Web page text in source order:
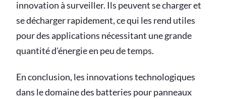
innovation à surveiller. Ils peuvent se charger et
se décharger rapidement, ce qui les rend utiles
pour des applications nécessitant une grande
quantité d'énergie en peu de temps.
En conclusion, les innovations technologiques
dans le domaine des batteries pour panneaux